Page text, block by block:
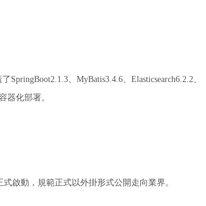
SpringBoot2.1.3、MyBatis3.4.6、Elasticsearch6.2.2、
器化部署。
啟動，規範正式以外掛形式公開走向業界。